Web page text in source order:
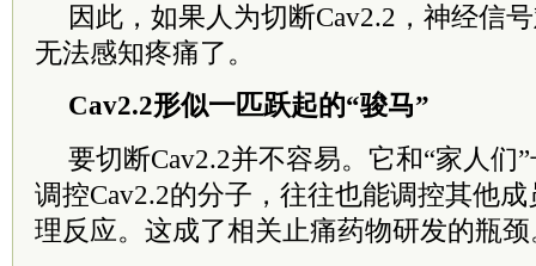
因此，如果人为切断Cav2.2，神经信
无法感知疼痛了。
Cav2.2形似一匹跃起的“骏马”
要切断Cav2.2并不容易。它和“家人们
调控Cav2.2的分子，往往也能调控其他
理反应。这成了相关止痛药物研发的瓶颈